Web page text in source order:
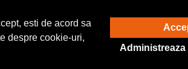
Solutie
esti de acord sa
despre cookie-uri,
Administreaza